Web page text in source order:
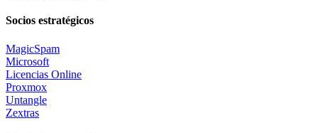
Socios estratégicos
MagicSpam
Microsoft
Licencias Online
Proxmox
Untangle
Zextras